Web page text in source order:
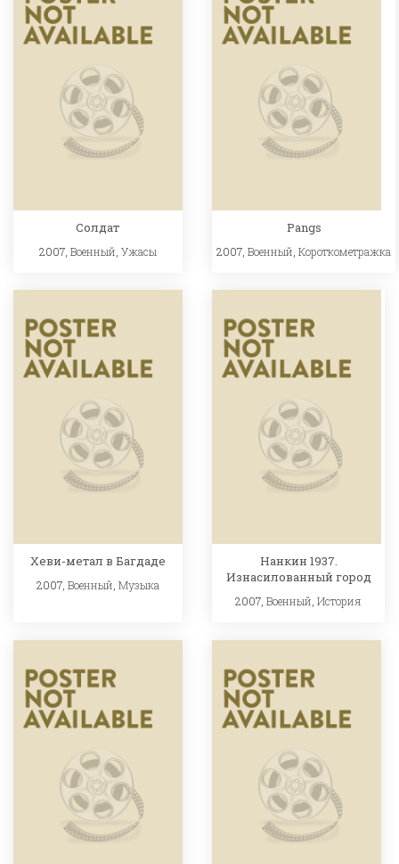
Солдат
2007, Военный Ужасы
Pangs
2007,Военный ,Короткометражка
Хеви-метал в Багдаде
2007, Военный, Музыка
Нанкин 1937.
Изнасилованный город
2007,Военный,История